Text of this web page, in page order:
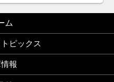
ム
ピックス
報